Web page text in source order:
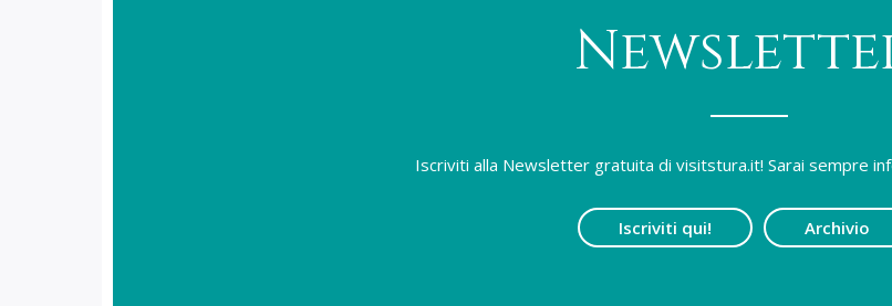
Iscriviti alla Newsletter gratuita di visitstura.it! Sarai sempre
Iscriviti qui! Archivio